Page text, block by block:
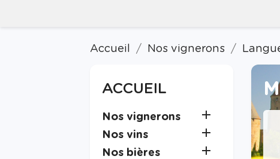
Accueil Nos vignerons
ACCUEIL
Nos vignerons 
Nos vins 
Nos bières 